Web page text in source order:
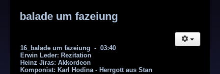
showreel
contact
...
balade um fazeiung
16_balade um fazeiung - 03:40
Erwin Leder: Rezitation
Heinz Jiras: Akkordeon
Komponist: Karl Hodina - Herrgott aus Stan